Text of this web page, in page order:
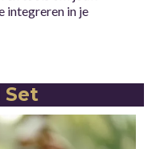
integreren in je